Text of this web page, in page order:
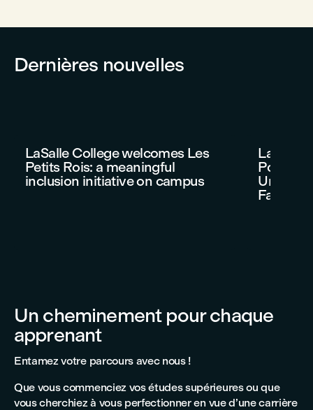
Dernières nouvelles
LaSalle College welcomes Les
Petits Rois: a meaningful
inclusion initiative on campus
LaSalle
Fashion
Un cheminement pour chaque
apprenant
Entamez votre parcours avec nous !
Que vous commenciez vos études supérieures ou que
vous cherchiez à vous perfectionner en vue d’une carrière